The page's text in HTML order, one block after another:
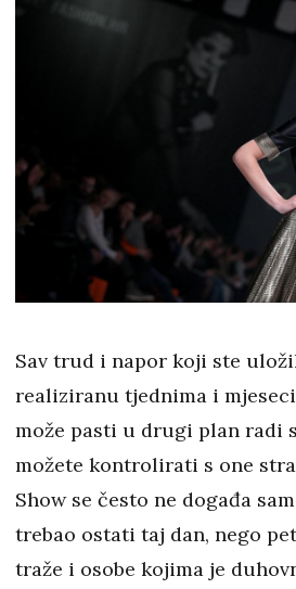
Sav trud i napor koji ste
realiziranu tjednima i
može pasti u drugi plan radi
možete kontrolirati s one
Show se često ne događa
trebao ostati taj dan, nego
traže i osobe kojima je